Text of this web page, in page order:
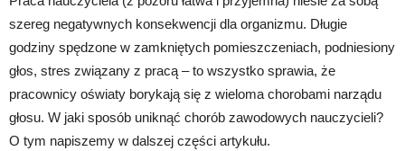
szereg negatywnych konsekwencji dla organizmu. Długie
godziny spędzone w zamkniętych pomieszczeniach, podniesiony
głos, stres związany z pracą – to wszystko sprawia, że
pracownicy oświaty borykają się z wieloma chorobami narządu
głosu. W jaki sposób uniknąć chorób zawodowych nauczycieli?
O tym napiszemy w dalszej części artykułu.